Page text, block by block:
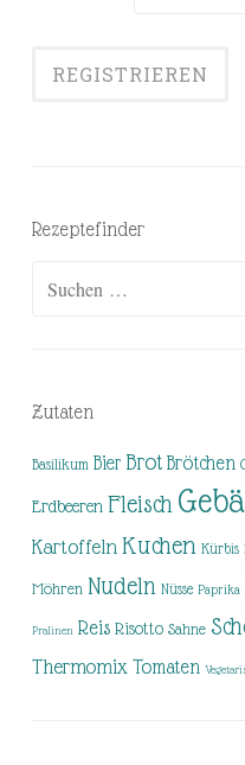
Rezeptefinder
Zutaten
Basilikum Bier Brot Brötchen
Erdbeeren Fleisch
Kartoffeln Kuchen Kürbis
Möhren Nudeln Nüsse Paprika
Pralinen Reis Risotto Sahne
Thermomix Tomaten